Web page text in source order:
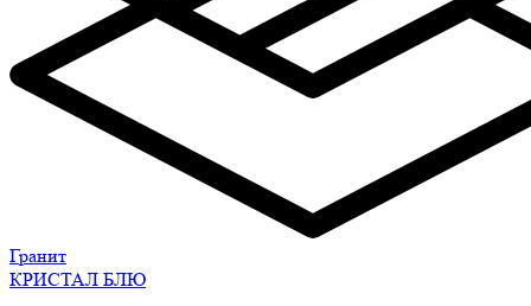
Гранит
КРИСТАЛ БЛЮ